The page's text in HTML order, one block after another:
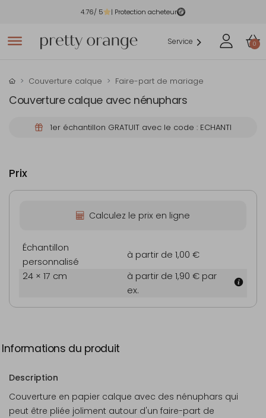
4.76/ 5 | Protection acheteur
Service 0
Couverture calque Faire-part de mariage
Couverture calque avec nénuphars
1er échantillon GRATUIT avec le code : ECHANTI
Prix
Calculez le prix en ligne
Échantillon
personnalisé
à partir de 1,00 €
24 × 17 cm
à partir de 1,90 € par
ex.
Informations du produit
Description
Couverture en papier calque avec des nénuphars qui
peut être pliée joliment autour d'un faire-part de